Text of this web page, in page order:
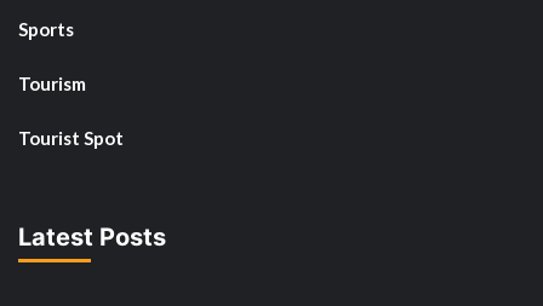
Sports
Tourism
Tourist Spot
Latest Posts